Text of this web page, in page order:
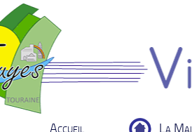
Accueil La